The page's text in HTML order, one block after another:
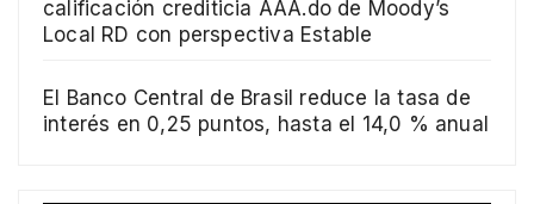
calificación crediticia AAA.do de Moody’s
Local RD con perspectiva Estable
El Banco Central de Brasil reduce la tasa de
interés en 0,25 puntos, hasta el 14,0 % anual